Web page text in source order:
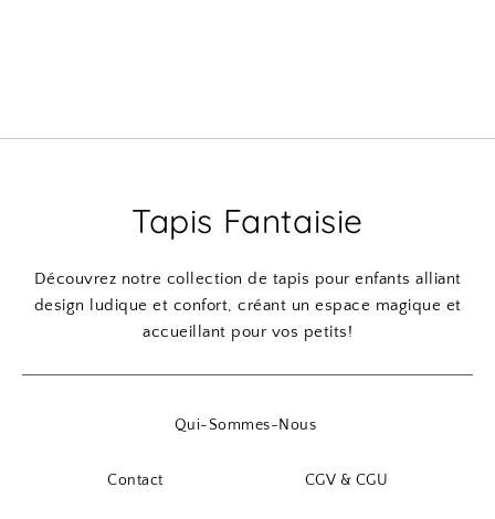
Tapis Fantaisie
Découvrez notre collection de tapis pour enfants alliant
design ludique et confort, créant un espace magique et
accueillant pour vos petits!
Qui-Sommes-Nous
Contact CGV & CGU